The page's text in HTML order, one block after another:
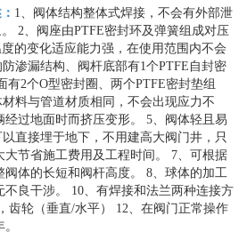
1、阀体结构整体式焊接，不会有外部泄
。2、阀座由PTFE密封环及弹簧组成对压
的变化适应能力强，在使用范围内不会
渗漏结构、阀杆底部有1个PTFE自封密
有2个O型密封圈、两个PTFE密封垫组
材料与管道材质相同，不会出现应力不
经过地面时而挤压变形。5、阀体轻且易
直接埋于地下，不用建高大阀门井，只
节省施工费用及工程时间。 7、可根据
阀体的长短和阀杆高度。8、球体的加工
不良干涉。 10、有焊接和法兰两种连接方
齿轮（垂直/水平） 12、在阀门正常操作